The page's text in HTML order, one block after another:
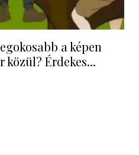
a képen
közül? Érdekes...